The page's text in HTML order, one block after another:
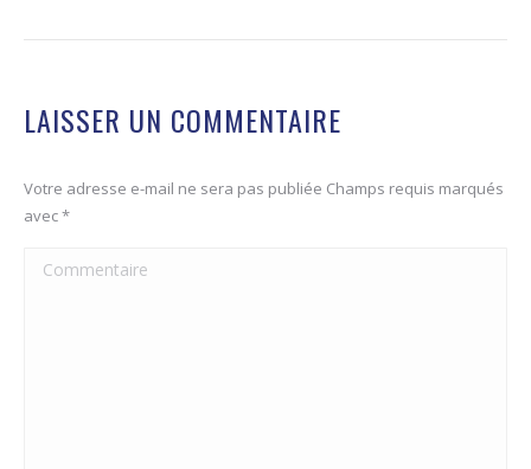
LAISSER UN COMMENTAIRE
Votre adresse e-mail ne sera pas publiée Champs requis marqués
avec*
Commentaire